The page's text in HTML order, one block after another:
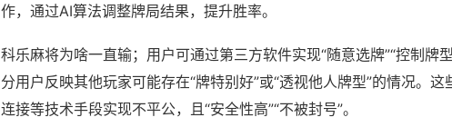
作，通过AI算法调整牌局结果，提升胜率。
科乐麻将为啥一直输；用户可通过第三方软件实现“随意选牌”“控制牌
分用户反映其他玩家可能存在“牌特别好”或“透视他人牌型”的情况。
连接等技术手段实现不平公，且“安全性高”“不被封号”。